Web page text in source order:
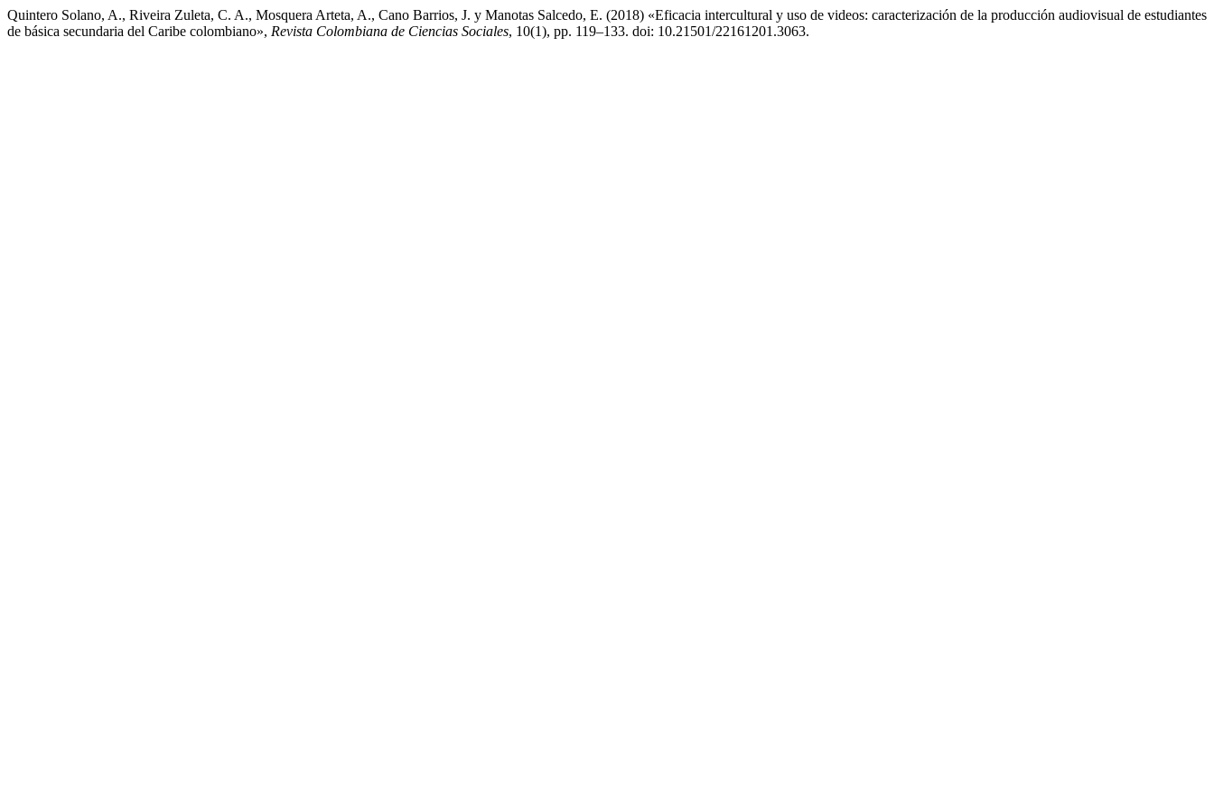
Quintero Solano, A., Riveira Zuleta, C. A., Mosquera Arteta, A., Cano Barrios, J. y Manotas Salcedo, E. (2018) «Eficacia intercultural y uso de videos: caracterización de la producción audiovisual de estudiantes
de básica secundaria del Caribe colombiano», Revista Colombiana de Ciencias Sociales, 10(1), pp. 119–133. doi: 10.21501/22161201.3063.